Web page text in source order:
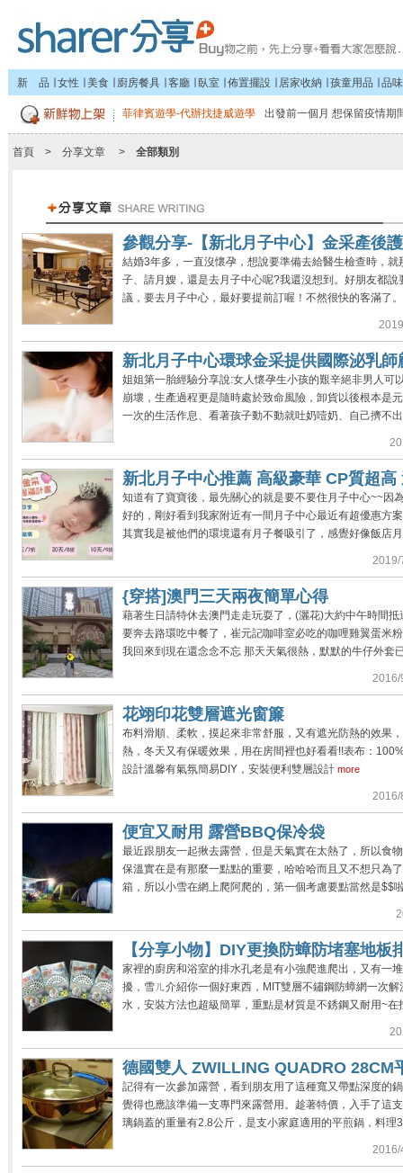
新 品 女性 美食 廚房餐具 客廳 臥室 佈置擺設 居家收納 孩童用品 品
菲律賓遊學-代辦找捷威遊學 出發前一個月 想保留疫情期
首頁 > 分享文章 > 全部類別
參觀分享-【新北月子中心】金采產後
結婚3年多，一直沒懷孕，想說要準備去給醫生檢查時，
子、請月嫂，還是去月子中心呢?我還沒想到。好朋友都
議，要去月子中心，最好要提前訂喔！不然很快的客滿了
新北月子中心環球金采提供國際泌乳師
姐姐第一胎經驗分享說:女人懷孕生小孩的艱辛絕非男人可
崩壞，生產過程更是隨時處於致命風險，卸貨以後根本是
一次的生活作息、看著孩子動不動就吐奶噎奶、自己擠不
新北月子中心推薦 高級豪華 CP質超高
知道有了寶寶後，最先關心的就是要不要住月子中心~~因
好的，剛好看到我家附近有一間月子中心最近有超優惠方
其實我是被他們的環境還有月子餐吸引了，感覺好像飯店
2019/
{穿搭]澳門三天兩夜簡單心得
藉著生日請特休去澳門走走玩耍了，(灑花)大約中午時間
要奔去路環吃中餐了，崔元記咖啡室必吃的咖哩雞翼蛋米
我回來到現在還念念不忘 那天天氣很熱，默默的牛仔外套
2016/
花翊印花雙層遮光窗簾
布料滑順、柔軟，摸起來非常舒服，又有遮光防熱的效果
熱，冬天又有保暖效果，用在房間裡也好看看!!表布：
設計溫馨有氣氛簡易DIY，安裝便利雙層設計 more
2016/
便宜又耐用 露營BBQ保冷袋
最近跟朋友一起揪去露營，但是天氣實在太熱了，所以食
保溫實在是有那麼一點點的重要，哈哈哈而且又不想只為
箱，所以小雪在網上爬阿爬的，第一個考慮要點當然是$$
【分享小物】DIY更換防蟑防堵塞地板
家裡的廚房和浴室的排水孔老是有小強爬進爬出，又有一
擾，雪ㄦ介紹你一個好東西，MIT雙層不鏽鋼防蟑網一次
水，安裝方法也超級簡單，重點是材質是不銹鋼又耐用~
德國雙人 ZWILLING QUADRO 28CM
記得有一次參加露營，看到朋友用了這種寬又帶點深度的
覺得也應該準備一支專門來露營用。趁著特價，入手了這
璃鍋蓋的重量有2.8公斤，是支小家庭適用的平煎鍋，料理
2016/